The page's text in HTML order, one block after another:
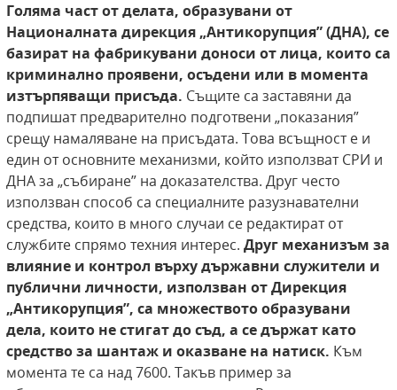
Голяма част от делата, образувани от
Националната дирекция „Антикорупция”(ДНА), се
базират на фабрикувани доноси от лица, които са
криминално проявени, осъдени или в момента
изтърпяващи присъда. Същите са заставяни да
подпишат предварително подготвени „показания”
срещу намаляване на присъдата. Това всъщност е и
един от основните механизми, който използват СРИ и
ДНА за „събиране” на доказателства. Друг често
използван способ са специалните разузнавателни
средства, които в много случаи се редактират от
службите спрямо техния интерес. Друг механизъм за
влияние и контрол върху държавни служители и
публични личности, използван от Дирекция
„Антикорупция”, са множеството образувани
дела, които не стигат до съд, а се държат като
средство за шантаж и оказване на натиск. Към
момента те са над 7600. Такъв пример за